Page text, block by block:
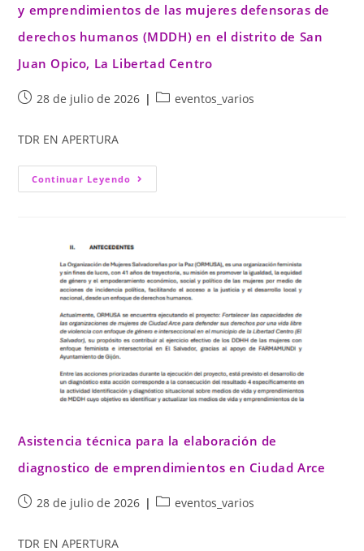
y emprendimientos de las mujeres defensoras de
derechos humanos (MDDH) en el distrito de San
Juan Opico, La Libertad Centro
28 de julio de 2026 eventos_varios
TDR EN APERTURA
Continuar Leyendo
Asistencia técnica para la elaboración de
diagnostico de emprendimientos en Ciudad Arce
28 de julio de 2026 eventos_varios
TDR EN APERTURA